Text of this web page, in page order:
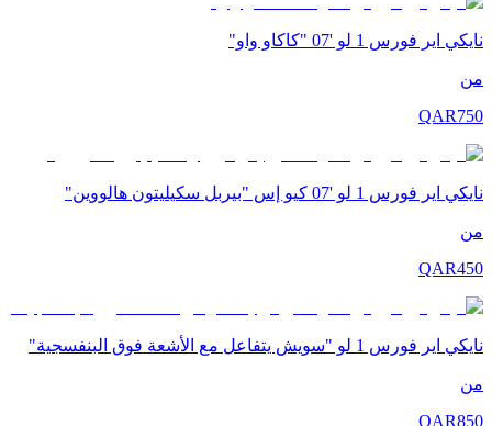
نايكي اير فورس 1 لو '07 "كاكاو واو"
من
QAR750
نايكي اير فورس 1 لو '07 كيو إس "بيربل سكيليتون هالووين"
من
QAR450
نايكي اير فورس 1 لو "سويش يتفاعل مع الأشعة فوق البنفسجية"
من
QAR850